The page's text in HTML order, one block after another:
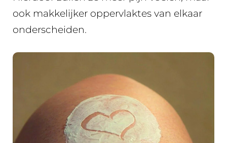
ook makkelijker oppervlaktes van elkaar
onderscheiden.